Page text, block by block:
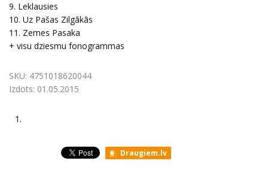
9. Leklausies
10. Uz Pašas Zilgākās
11. Zemes Pasaka
+ visu dziesmu fonogrammas
SKU: 4751018620044
Izdots: 01.05.2015
1.
Draugiem.lv